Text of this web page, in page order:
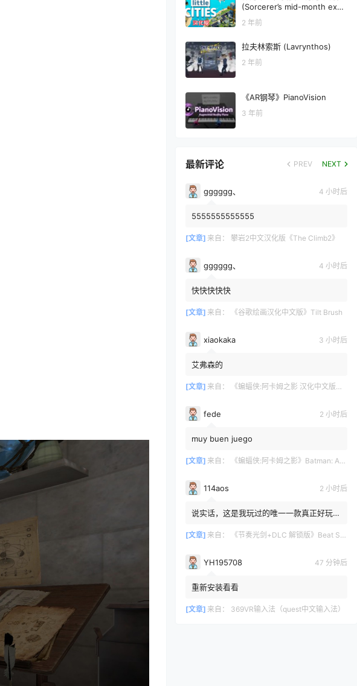
(Sorcerer’s mid-month exa
m)
2 年前
拉夫林索斯 (Lavrynthos)
2 年前
《AR钢琴》PianoVision
3 年前
最新评论 PREV NEXT
gggggg、 4 小时后
5555555555555
[文章] 来自： 攀岩2中文汉化版《The Climb2》
gggggg、 4 小时后
快快快快快
[文章] 来自： 《谷歌绘画汉化中文版》Tilt Brush
xiaokaka 3 小时后
艾弗森的
[文章] 来自： 《蝙蝠侠:阿卡姆之影 汉化中文版》Batman: Arkham Shadow
fede 2 小时后
muy buen juego
[文章] 来自： 《蝙蝠侠:阿卡姆之影》Batman: Arkham Shadow
114aos 2 小时后
说实话，这是我玩过的唯一一款真正好玩的
些都不太好。我觉得《Bea...
[文章] 来自： 《节奏光剑+DLC 解锁版》Beat Saber VR
YH195708 47 分钟后
重新安装看看
[文章] 来自： 369VR输入法（quest中文输入法）